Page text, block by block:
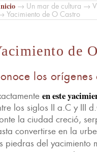
→ Un mar de cultura →
Yacimiento de O Castro
de
los
en este
los siglos II a.C y III
la ciudad creció,
convertirse en la
piedras del yacimiento